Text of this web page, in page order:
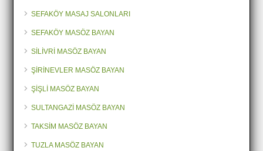
SEFAKÖY MASAJ SALONLARI
SEFAKÖY MASÖZ BAYAN
SİLİVRİ MASÖZ BAYAN
ŞİRİNEVLER MASÖZ BAYAN
ŞİŞLİ MASÖZ BAYAN
SULTANGAZİ MASÖZ BAYAN
TAKSİM MASÖZ BAYAN
TUZLA MASÖZ BAYAN